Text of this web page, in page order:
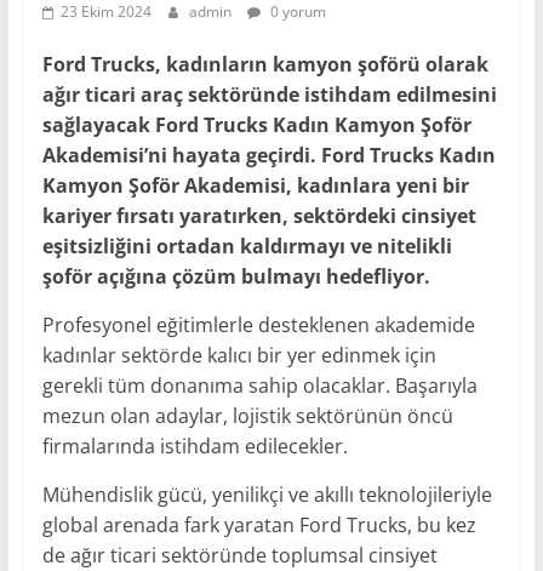
23 Ekim 2024 admin 0 yorum
Ford Trucks, kadınların kamyon şoförü olarak
ağır ticari araç sektöründe istihdam edilmesini
sağlayacak Ford Trucks Kadın Kamyon Şoför
Akademisi’ni hayata geçirdi. Ford Trucks Kadın
Kamyon Şoför Akademisi, kadınlara yeni bir
kariyer fırsatı yaratırken, sektördeki cinsiyet
eşitsizliğini ortadan kaldırmayı ve nitelikli
şoför açığına çözüm bulmayı hedefliyor.
Profesyonel eğitimlerle desteklenen akademide
kadınlar sektörde kalıcı bir yer edinmek için
gerekli tüm donanıma sahip olacaklar. Başarıyla
mezun olan adaylar, lojistik sektörünün öncü
firmalarında istihdam edilecekler.
Mühendislik gücü, yenilikçi ve akıllı teknolojileriyle
global arenada fark yaratan Ford Trucks, bu kez
de ağır ticari sektöründe toplumsal cinsiyet